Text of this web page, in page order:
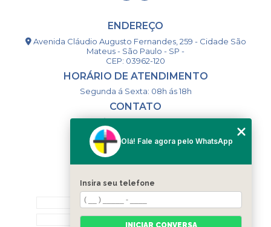
ENDEREÇO
Avenida Cláudio Augusto Fernandes, 259 - Cidade São
Mateus - São Paulo - SP -
CEP: 03962-120
HORÁRIO DE ATENDIMENTO
Segunda á Sexta: 08h ás 18h
CONTATO
(11) 98993-9556
togsm1@gmail.com
MENU
HOME
Olá! Fale agora pelo WhatsApp
Insira seu telefone
INICIAR CONVERSA